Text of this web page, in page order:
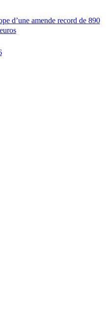
d’une amende record de 890